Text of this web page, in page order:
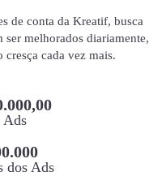
de conta da Kreatif, busca
melhorados diariamente,
cresça cada vez mais.
Ads
dos Ads